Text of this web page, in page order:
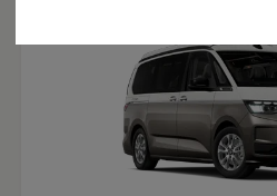
California Reisen &
California App
California Lifestyle &
Übernachten im
Unternehmen
Karriere